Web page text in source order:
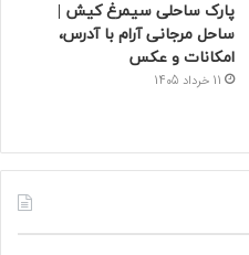
پارک ساحلی سیمرغ کیش |
ساحل مرجانی آرام با آدرس،
امکانات و عکس
11 خرداد 1405